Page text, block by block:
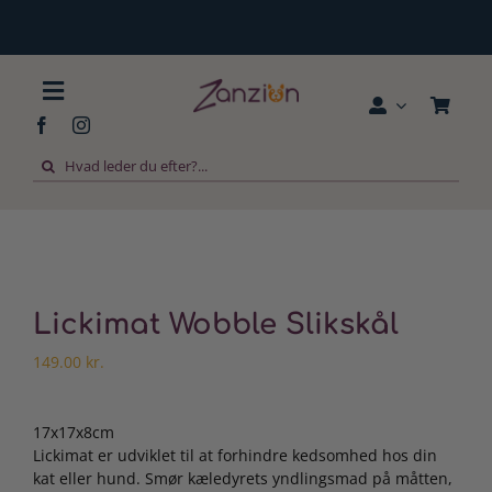
content
Toggle
Navigation
Til hjemmet
Til katte
Søg
Lickimat Wobble Slikskål
149.00 kr.
17x17x8cm
Lickimat er udviklet til at forhindre kedsomhed hos din
kat eller hund. Smør kæledyrets yndlingsmad på måtten,